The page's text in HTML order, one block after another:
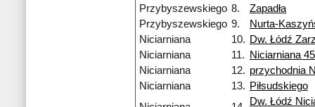
Przybyszewskiego 8.
Zapadła
Przybyszewskiego 9.
Nurta-
Niciarniana
10. Dw. Łódź
Niciarniana
11.
Niciarniana
Niciarniana
12. przychodnia
Niciarniana
13. Piłsudskiego
Dw. Łódź